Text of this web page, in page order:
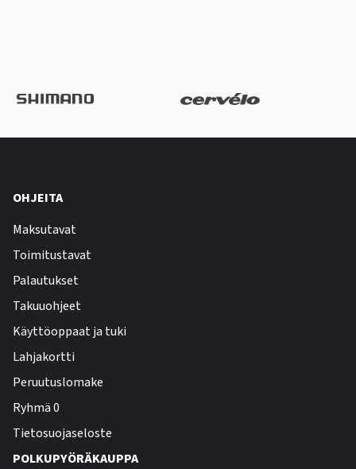
OHJEITA
Maksutavat
Toimitustavat
Palautukset
Takuuohjeet
Käyttöoppaat ja tuki
Lahjakortti
Peruutuslomake
Ryhmä 0
Tietosuojaseloste
POLKUPYÖRÄKAUPPA